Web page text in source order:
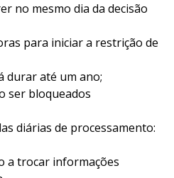
no mesmo dia da decisão
para iniciar a restrição de
durar até um ano;
ser bloqueados
diárias de processamento:
a trocar informações